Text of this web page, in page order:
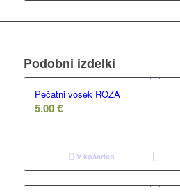
Podobni izdelki
Pečatni vosek ROZA
5.00€
V košarico